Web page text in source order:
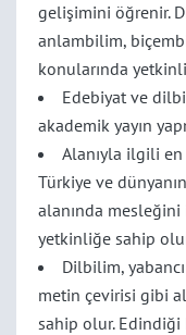
gelişimini öğrenir.
anlambilim,
konularında
Edebiyat ve
akademik yayın
Alanıyla ilgili
Türkiye ve
alanında
yetkinliğe sahip
Dilbilim,
metin çevirisi gibi
sahip olur.